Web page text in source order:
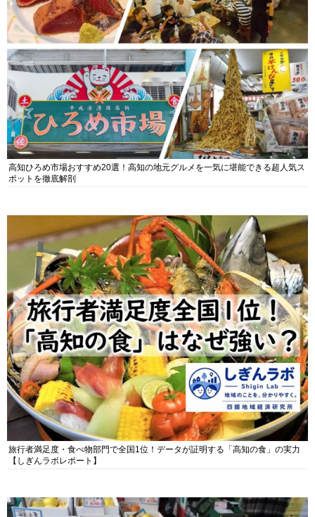
高知ひろめ市場おすすめ20選！高知の地元グルメを一気に堪能できる超人気ス
ポットを徹底解剖
旅行者満足度・食べ物部門で全国1位！データが証明する「高知の食」の実力
【しぎんラボレポート】